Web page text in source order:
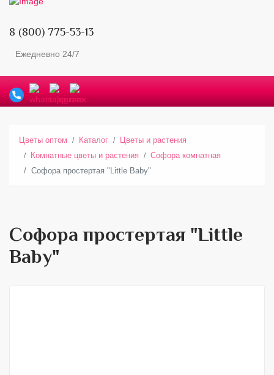
8 (800) 775-53-13
Ежедневно 24/7
Цветы оптом Каталог
Цветы и растения
Комнатные цветы и растения
Софора комнатная
Софора простертая "Little Baby"
Софора простертая "Little
Baby"